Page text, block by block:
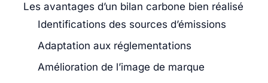
Les avantages d’un bilan carbone bien réalisé
Identifications des sources d’émissions
Adaptation aux réglementations
Amélioration de l’image de marque